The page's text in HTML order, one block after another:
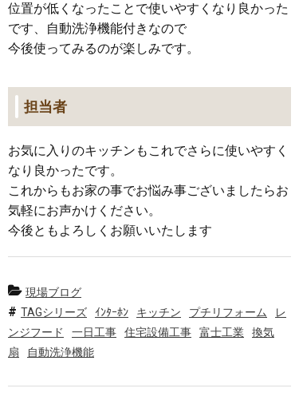
位置が低くなったことで使いやすくなり良かった
です、自動洗浄機能付きなので
今後使ってみるのが楽しみです。
担当者
お気に入りのキッチンもこれでさらに使いやすく
なり良かったです。
これからもお家の事でお悩み事ございましたらお
気軽にお声かけください。
今後ともよろしくお願いいたします
現場ブログ
TAGシリーズ
ｲﾝﾀｰﾎﾝ キッチン プチリフォーム
レ
ンジフード
一日工事 住宅設備工事 富士工業
換気
扇
自動洗浄機能